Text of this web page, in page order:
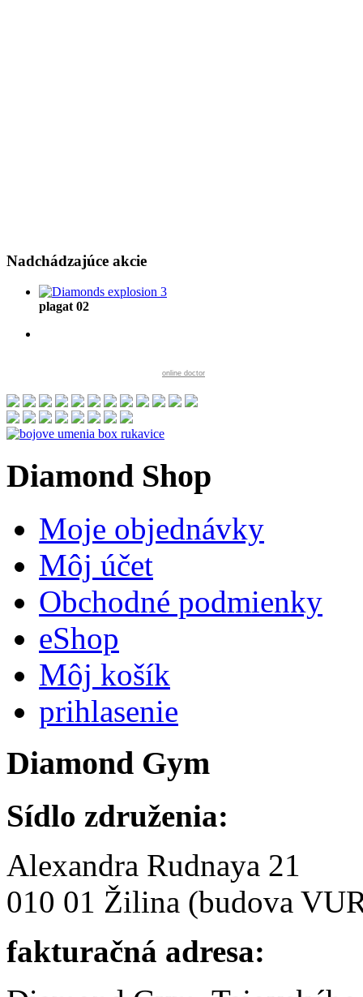
Nadchádzajúce akcie
plagat 02
online doctor
Diamond Shop
Moje objednávky
Môj účet
Obchodné podmienky
eShop
Môj košík
prihlasenie
Diamond Gym
Sídlo združenia:
Alexandra Rudnaya 21
010 01 Žilina (budova
fakturačná adresa: